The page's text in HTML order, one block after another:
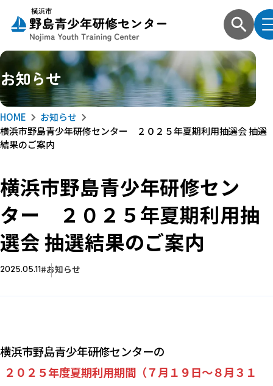
お知らせ
HOME
お知らせ
横浜市野島青少年研修センター ２０２５年夏期利用抽選会 抽選
結果のご案内
横浜市野島青少年研修セン
ター ２０２５年夏期利用抽
選会 抽選結果のご案内
2025.05.11 お知らせ
横浜市野島青少年研修センターの
２０２５年度夏期利用期間（７月１９日～８月３１